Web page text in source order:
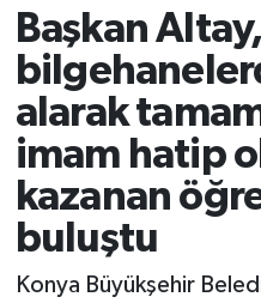
Başkan Altay,
alarak
imam hatip
kazanan
buluştu
Konya Büyükşehir
Rize Jandarma
Bilim Teknoloji
Advertising news
Canlı Maç
Süper Lig Puan
Tüm Manşetler
Son Dakika
Haber Arşivi